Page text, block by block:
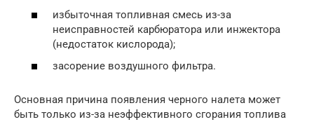
избыточная топливная смесь из-за
неисправностей карбюратора или инжектора
(недостаток кислорода);
засорение воздушного фильтра.
Основная причина появления черного налета может
быть только из-за неэффективного сгорания топлива